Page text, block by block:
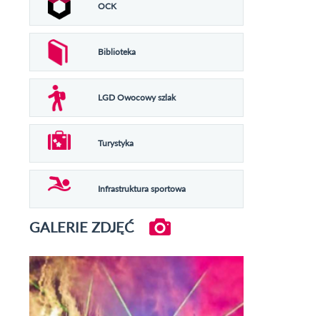
OCK
Biblioteka
LGD Owocowy szlak
Turystyka
Infrastruktura sportowa
GALERIE ZDJĘĆ